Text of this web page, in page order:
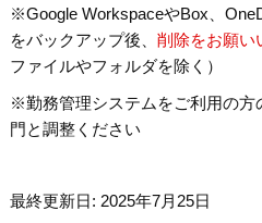
※Google WorkspaceやBox、
をバックアップ後、削除をお願い
ファイルやフォルダを除く）
※勤務管理システムをご利用の方
門と調整ください
最終更新日: 2025年7月25日